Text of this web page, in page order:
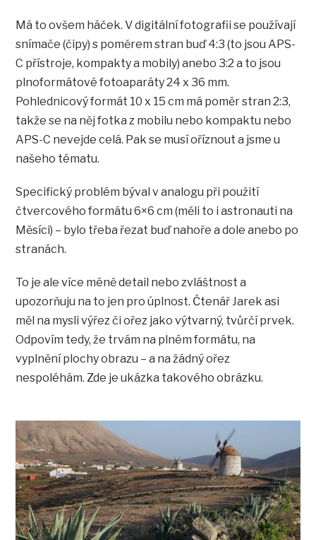
Má to ovšem háček. V digitální fotografii se používají
snímače (čipy) s poměrem stran buď 4:3 (to jsou APS-
C přístroje, kompakty a mobily) anebo 3:2 a to jsou
plnoformátové fotoaparáty 24 x 36 mm.
Pohlednicový formát 10 x 15 cm má poměr stran 2:3,
takže se na něj fotka z mobilu nebo kompaktu nebo
APS-C nevejde celá. Pak se musí oříznout a jsme u
našeho tématu.
Specifický problém býval v analogu při použití
čtvercového formátu 6×6 cm (měli to i astronauti na
Měsíci) – bylo třeba řezat buď nahoře a dole anebo po
stranách.
To je ale více méně detail nebo zvláštnost a
upozorňuju na to jen pro úplnost. Čtenář Jarek asi
měl na mysli výřez či ořez jako výtvarný, tvůrčí prvek.
Odpovím tedy, že trvám na plném formátu, na
vyplnění plochy obrazu – a na žádný ořez
nespoléhám. Zde je ukázka takového obrázku.